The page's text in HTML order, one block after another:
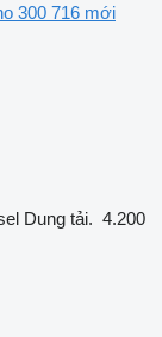
300 716 mới
Dung tải. 4.200